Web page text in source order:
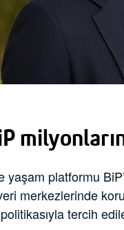
yaşam platformu
merkezlerinde
tercih